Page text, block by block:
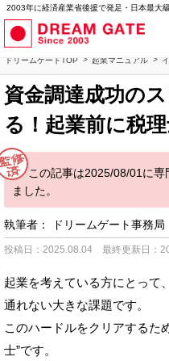
2003年に経済産業省後援で発足・日本最大
ドリームゲートTOP 起業マニュアル
資金調達成功の
る！起業前に税
この記事は2025/08/01に専
ました。
執筆者： ドリームゲート事務局
投稿日：2025.08.04 最終更新日：
起業を考えている方にとって
通れない大きな課題です。
このハードルをクリアするた
士”です。